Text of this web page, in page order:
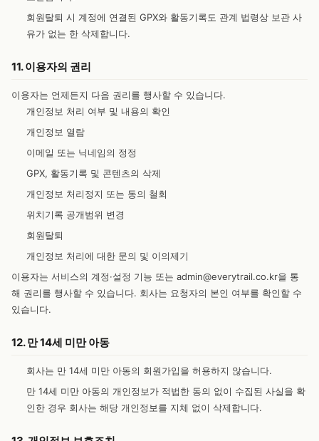
회원탈퇴 시 계정에 연결된 GPX와 활동기록도 관계 법령상 보관 사
유가 없는 한 삭제합니다.
11. 이용자의 권리
이용자는 언제든지 다음 권리를 행사할 수 있습니다.
개인정보 처리 여부 및 내용의 확인
개인정보 열람
이메일 또는 닉네임의 정정
GPX, 활동기록 및 콘텐츠의 삭제
개인정보 처리정지 또는 동의 철회
위치기록 공개범위 변경
회원탈퇴
개인정보 처리에 대한 문의 및 이의제기
이용자는 서비스의 계정·설정 기능 또는 admin@everytrail.co.kr을 통
해 권리를 행사할 수 있습니다. 회사는 요청자의 본인 여부를 확인할 수
있습니다.
12. 만 14세 미만 아동
회사는 만 14세 미만 아동의 회원가입을 허용하지 않습니다.
만 14세 미만 아동의 개인정보가 적법한 동의 없이 수집된 사실을 확
인한 경우 회사는 해당 개인정보를 지체 없이 삭제합니다.